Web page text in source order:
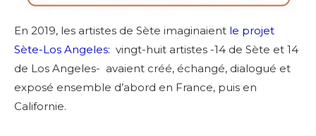
En 2019, les artistes de Sète imaginaient le projet
Sète-Los Angeles: vingt-huit artistes -14 de Sète et 14
de Los Angeles- avaient créé, échangé, dialogué et
exposé ensemble d’abord en France, puis en
Californie.